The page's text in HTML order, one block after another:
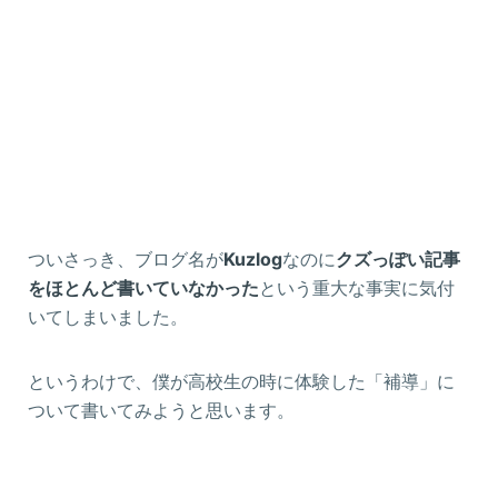
ついさっき、ブログ名がKuzlogなのにクズっぽい記事
をほとんど書いていなかったという重大な事実に気付
いてしまいました。
というわけで、僕が高校生の時に体験した「補導」に
ついて書いてみようと思います。